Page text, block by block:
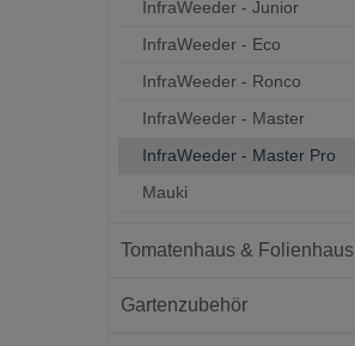
InfraWeeder - Junior
InfraWeeder - Eco
InfraWeeder - Ronco
InfraWeeder - Master
InfraWeeder - Master Pro
Mauki
Tomatenhaus & Folienhaus
Gartenzubehör